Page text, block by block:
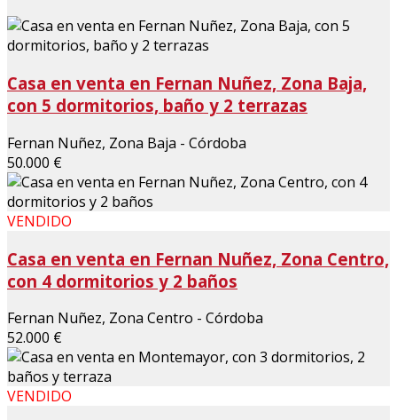
Casa en venta en Fernan Nuñez, Zona Baja,
con 5 dormitorios, baño y 2 terrazas
Fernan Nuñez, Zona Baja - Córdoba
50.000 €
VENDIDO
Casa en venta en Fernan Nuñez, Zona Centro,
con 4 dormitorios y 2 baños
Fernan Nuñez, Zona Centro - Córdoba
52.000 €
VENDIDO